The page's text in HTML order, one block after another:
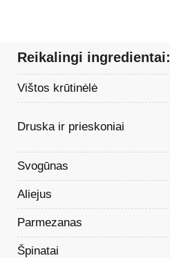
Reikalingi ingredientai:
Vištos krūtinėlė
Druska ir prieskoniai
Svogūnas
Aliejus
Parmezanas
Špinatai